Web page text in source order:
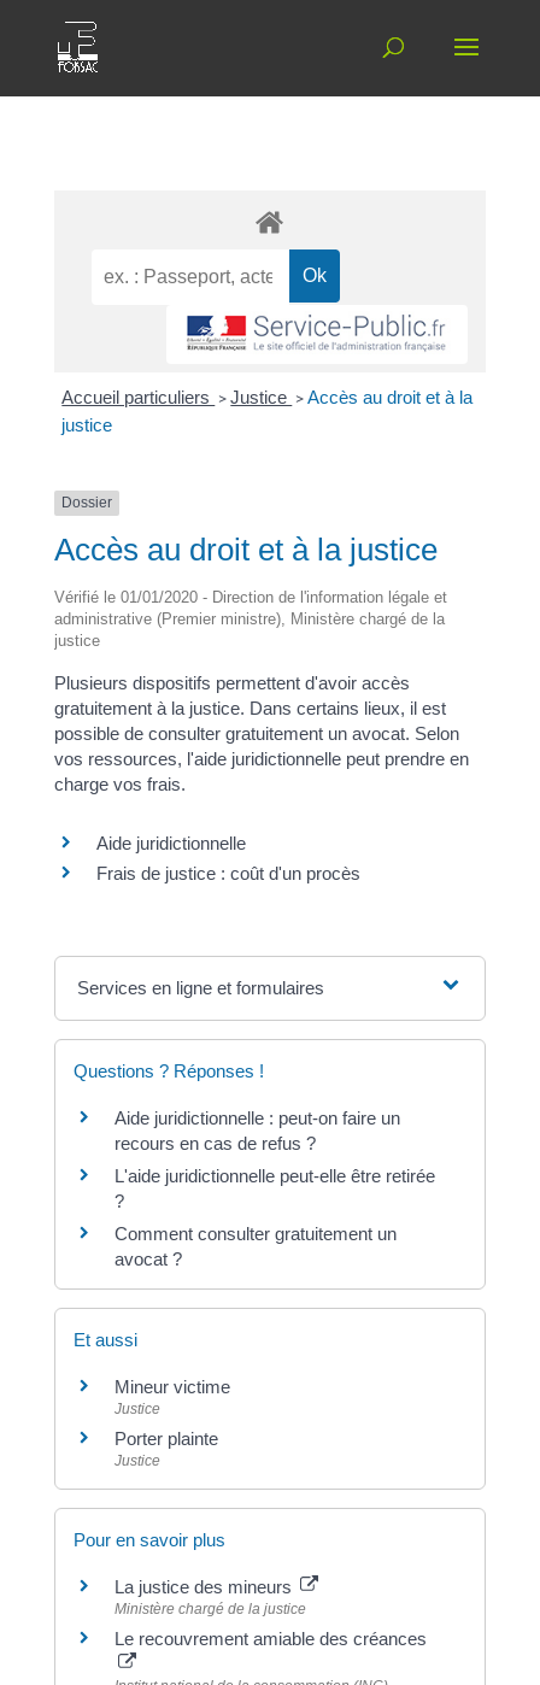
Accueil particuliers >Justice >Accès au droit et à la
justice
Dossier
Accès au droit et à la justice
Vérifié le 01/01/2020 - Direction de l'information légale et
administrative (Premier ministre), Ministère chargé de la
justice
Plusieurs dispositifs permettent d'avoir accès
gratuitement à la justice. Dans certains lieux, il est
possible de consulter gratuitement un avocat. Selon
vos ressources, l'aide juridictionnelle peut prendre en
charge vos frais.
Aide juridictionnelle
Frais de justice : coût d'un procès
Services en ligne et formulaires
Questions ? Réponses !
Aide juridictionnelle : peut-on faire un
recours en cas de refus ?
L'aide juridictionnelle peut-elle être retirée
?
Comment consulter gratuitement un
avocat ?
Et aussi
Mineur victime
Justice
Porter plainte
Justice
Pour en savoir plus
La justice des mineurs
Ministère chargé de la justice
Le recouvrement amiable des créances